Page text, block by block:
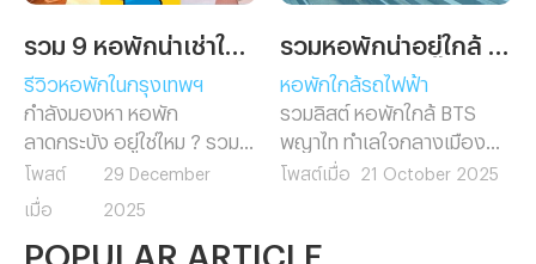
รีวิวหอพักในกรุงเทพฯ
กำลังมองหา หอพัก
ลาดกระบัง อยู่ใช่ไหม ? รวม 9
หอพักน่าเช่าใกล้แหล่งเรียน
และที่ทำงาน เดินทางสะดวก
สุวรรณภูมิ พร้อมสิ่งอำนวย
โพสต์
เมื่อ
29 December
2025
หอพักใกล้รถไฟฟ้า
รวมลิสต์ หอพักใกล้ BTS
พญาไท ทำเลใจกลางเมือง
เดินทางสะดวก ใกล้ทั้ง
ทำงานและนักศึกษาที่อยากพัก
โพสต์เมื่อ 21 October 2025
POPULAR ARTICLE